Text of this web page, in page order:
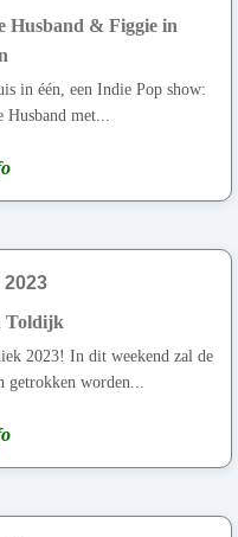
Husband & Figgie in
in één, een Indie Pop show:
met...
2023
Toldijk
2023! In dit weekend zal de
getrokken worden...